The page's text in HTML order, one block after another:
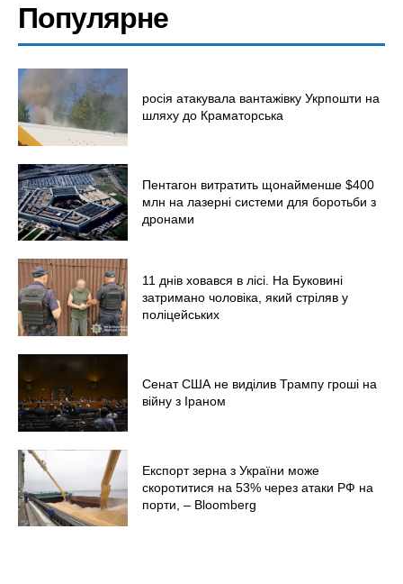
Популярне
росія атакувала вантажівку Укрпошти на
шляху до Краматорська
Пентагон витратить щонайменше $400
млн на лазерні системи для боротьби з
дронами
11 днів ховався в лісі. На Буковині
затримано чоловіка, який стріляв у
поліцейських
Сенат США не виділив Трампу гроші на
війну з Іраном
Експорт зерна з України може
скоротитися на 53% через атаки РФ на
порти, – Bloomberg